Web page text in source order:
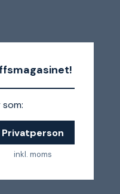
Privatperson
inkl. moms